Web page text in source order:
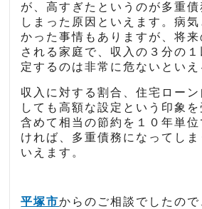
が、高すぎたというのが多重
しまった原因といえます。病
かった事情もありますが、将
される家庭で、収入の３分の
定するのは非常に危ないといえ
収入に対する割合、住宅ロー
しても高額な設定という印象
含めて相当の節約を１０年単
ければ、多重債務になってしま
いえます。
平塚市からのご相談でしたの